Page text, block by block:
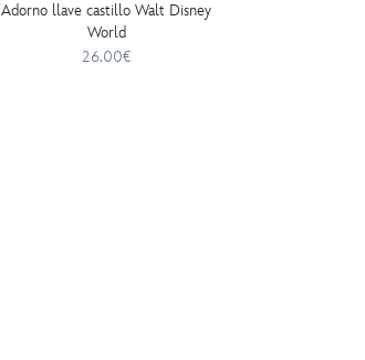
Adorno llave castillo Walt Disney
World
26.00€